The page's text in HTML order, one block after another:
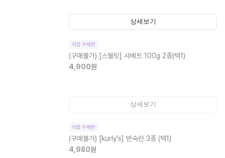
상세보기
직접 구매한
(구매불가) [스웰릿] 샤베트 100g 2종(택1)
4,900원
상세보기
직접 구매한
(구매불가) [kurly's] 반숙란 3종 (택1)
4,980원